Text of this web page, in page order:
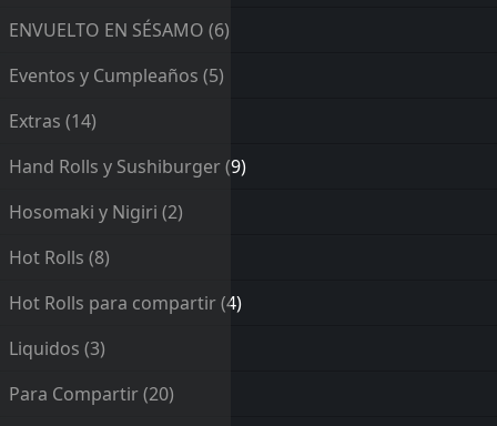
ENVUELTO EN SÉSAMO (6)
Eventos y Cumpleaños (5)
Extras (14)
Hand Rolls y Sushiburger(9)
Hosomaki y Nigiri (2)
Hot Rolls (8)
Hot Rolls para compartir(4)
Liquidos (3)
Para Compartir(20)